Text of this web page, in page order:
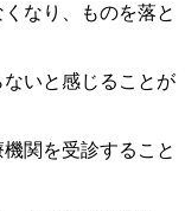
なり、ものを落と
いと感じることが
関を受診すること